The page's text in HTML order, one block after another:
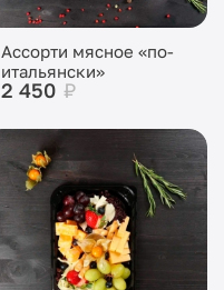
Ассорти мясное «по-
итальянски»
2 450 ₽